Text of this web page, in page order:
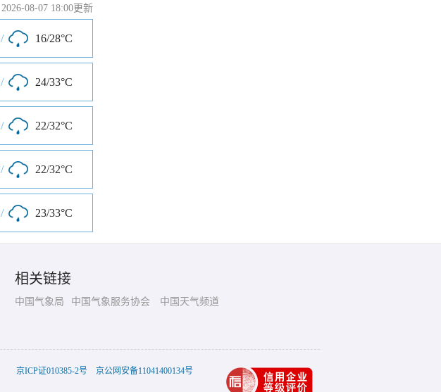
2026-08-07 18:00更新
/ 16/28°C
/ 24/33°C
/ 22/32°C
/ 22/32°C
/ 23/33°C
相关链接
中国气象局 中国气象服务协会 中国天气频道
京ICP证010385-2号 京公网安备11041400134号